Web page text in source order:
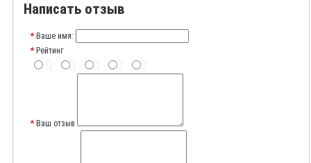
Написать отзыв
Ваше имя:
Рейтинг
Ваш отзыв